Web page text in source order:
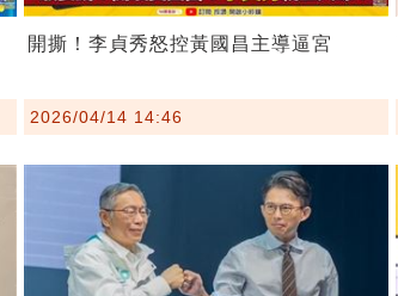
開撕！李貞秀怒控黃國昌主導逼宮
2026/04/14 14:46